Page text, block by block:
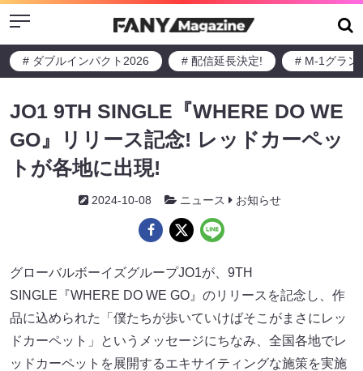
Menu
# ダブルインパクト2026 # 配信延長決定! # M-1グラン
JO1 9TH SINGLE『WHERE DO WE
GO』リリース記念! レッドカーペッ
トが各地に出現!
2024-10-08 ニュース お知らせ
グローバルボーイズグループJO1が、9TH
SINGLE『WHERE DO WE GO』のリリースを記念し、作
品に込められた「僕たちが歩いていけばそこがまさにレッ
ドカーペット」というメッセージにちなみ、全国各地でレ
ッドカーペットを展開するエキサイティングな施策を実施